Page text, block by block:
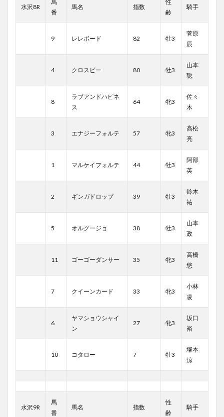
水沢8R
馬
番
馬名 指数
性
齢
騎手
9 レレボード 82 牡3
菅原
辰
4 クロスビー 80 牡3
山本
聡
8
ラブアンドハピネ
ス
64 牝3
佐々
木
3 エナジーフォルテ 57 牝3
高松
亮
1 マルケイフォルテ 44 牡3
阿部
英
2 ギンガドロップ 39 牡3
鈴木
祐
5 オルグージョ 38 牡3
山本
政
11 ゴーゴーダンサー 35 牝3
高橋
悠
7 クイーンカード 33 牝3
小林
凌
6
ヤマショウシャイ
ン
27 牝3
坂口
裕
10 コタロー 7 牡3
塚本
涼
水沢9R
馬
番
馬名 指数
性
齢
騎手